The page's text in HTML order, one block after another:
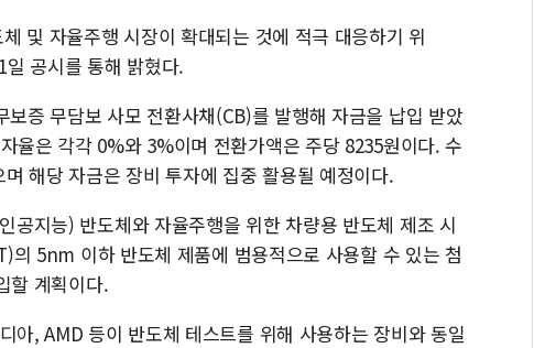
美, 이란전 출구전략 만지작…공
강릉·동해·삼척 시간당 최대 50
서울 중랑구 주택가서 흉기 난동
李대통령 "결혼 때문에 손해 보는
여수 오동도 인근 해상서 모터보
추미애, '위안부' 피해자 기림의 날
인천 선재도 갯벌서 해루질 중 실종
'화합' 꺼낸 김민석에 '뻔뻔' 받아
및 자율주행 시장이 확대되는 것에 적극 대응하기 위
공시를 통해 밝혔다.
증 무담보 사모 전환사채(CB)를 발행해 자금을 납입 받았
율은 각각 0%와 3%이며 전환가액은 주당 8235원이다. 수
해당 자금은 장비 투자에 집중 활용될 예정이다.
공지능) 반도체와 자율주행을 위한 차량용 반도체 제조 시
의 5nm 이하 반도체 제품에 범용적으로 사용할 수 있는 첨
할 계획이다.
아, AMD 등이 반도체 테스트를 위해 사용하는 장비와 동일